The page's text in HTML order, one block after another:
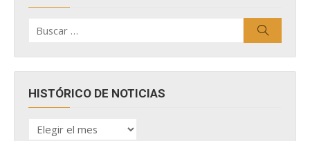
por:
HISTÓRICO DE NOTICIAS
HISTÓRICO
DE